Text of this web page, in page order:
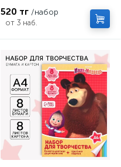
двухсторонняя бумага, в
папке
520 тг /набор
от 3 наб.